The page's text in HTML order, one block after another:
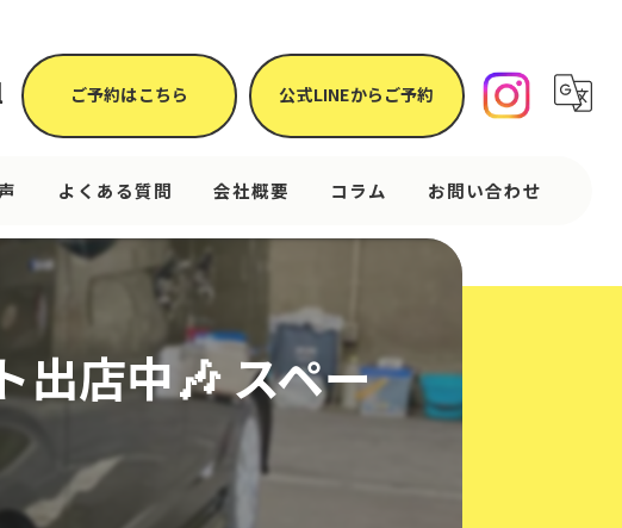
ご予約はこちら 公式LINEからご予約
よくある質問 会社概要 コラム お問い合わせ
出店中🎶 スペー